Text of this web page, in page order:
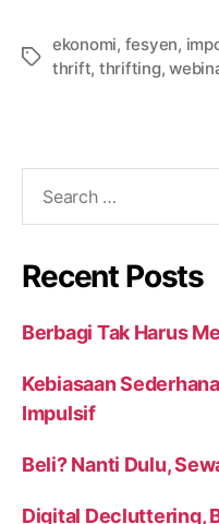
ekonomi, fesyen,
thrift, thrifting,
Recent Posts
Berbagi Tak Harus
Kebiasaan
Impulsif
Beli? Nanti Dulu,
Digital Decluttering,